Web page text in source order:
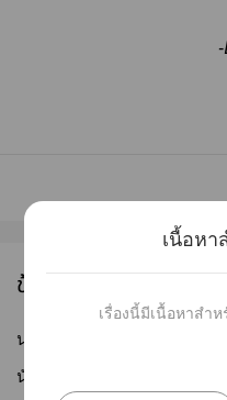
ข้อมูลนักเขียน
นามปากกา :
นักเขียน :
เนื้อห
เรื่องนี้มีเนื้อหาสำ